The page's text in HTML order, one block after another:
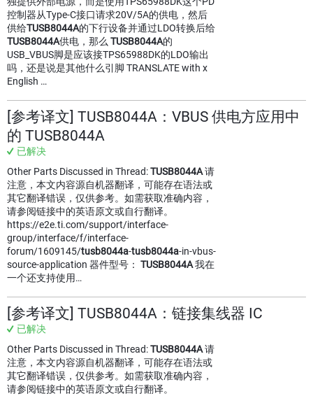
控制器从Type-C接口请求20V/5A的供电，然后
供给TUSB8044A的下行设备并通过LDO转换后给
TUSB8044A供电，那么 TUSB8044A的
USB_VBUS脚是应该接TPS65988DK的LDO输出
吗，还是说是其他什么引脚 TRANSLATE with x
English …
[参考译文] TUSB8044A：VBUS 供电方应用中
的 TUSB8044A
已解决
Other Parts Discussed in Thread:TUSB8044A请
注意，本文内容源自机器翻译，可能存在语法或
其它翻译错误，仅供参考。如需获取准确内容，
请参阅链接中的英语原文或自行翻译。
https://e2e.ti.com/support/interface-
group/interface/f/interface-
forum/1609145/tusb8044a-tusb8044a-in-vbus-
source-application 器件型号： TUSB8044A我在
一个还支持使用…
[参考译文] TUSB8044A：链接集线器 IC
已解决
Other Parts Discussed in Thread:TUSB8044A请
注意，本文内容源自机器翻译，可能存在语法或
其它翻译错误，仅供参考。如需获取准确内容，
请参阅链接中的英语原文或自行翻译。